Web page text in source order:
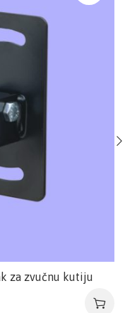
za zvučnu kutiju